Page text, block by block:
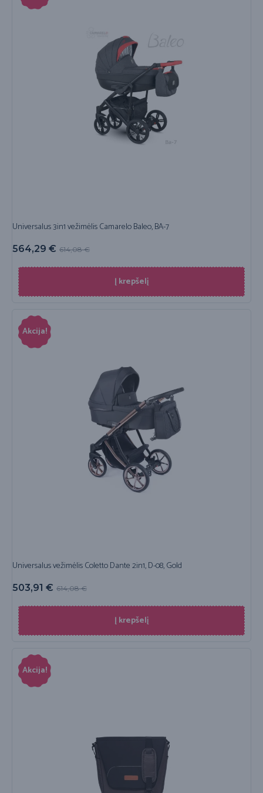
Universalus 3in1 vežimėlis Camarelo Baleo, BA-7
614,08€
564,29 €
Į krepšelį
Akcija!
Universalus vežimėlis Coletto Dante 2in1, D-08, Gold
614,08€
503,91 €
Į krepšelį
Akcija!